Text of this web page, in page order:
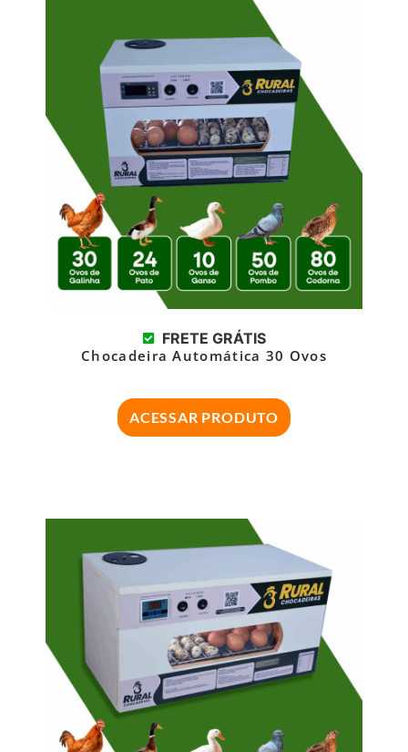
FRETE GRÁTIS
Chocadeira Automática 30 Ovos
ACESSAR PRODUTO